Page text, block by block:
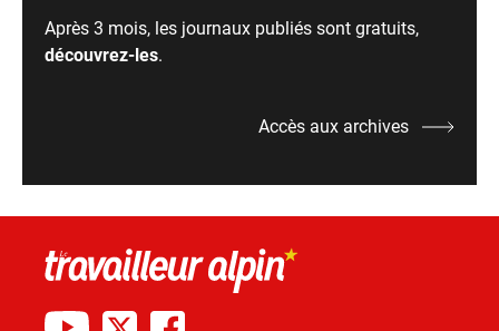
Après 3 mois, les journaux publiés sont gratuits,
découvrez-les.
Accès aux archives